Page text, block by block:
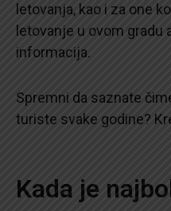
letovanja, kao i za one
letovanje u ovom gradu
informacija.
Spremni da saznate
turiste svake godine?
Kada je